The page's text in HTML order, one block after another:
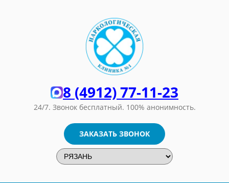
8 (4912) 77-11-23
24/7. Звонок бесплатный. 100% анонимность.
ЗАКАЗАТЬ ЗВОНОК